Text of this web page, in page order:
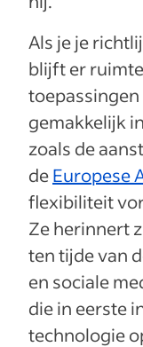
Als je je
blijft er
gemakkelijk
zoals de
deEuropese
flexibiliteit
Ze herinnert
ten tijde van
en sociale
die in eerste
technologie